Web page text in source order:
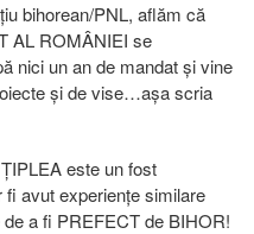
bihorean/PNL, aflăm că
AL ROMÂNIEI se
nici un an de mandat și vine
și de vise…așa scria
este un fost
avut experiențe similare
a fi PREFECT de BIHOR!